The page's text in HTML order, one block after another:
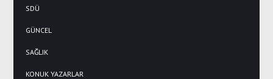
SDÜ
GÜNCEL
SAĞLIK
KONUK YAZARLAR